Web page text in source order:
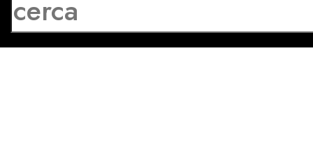
sviluppo:Luca Bunino